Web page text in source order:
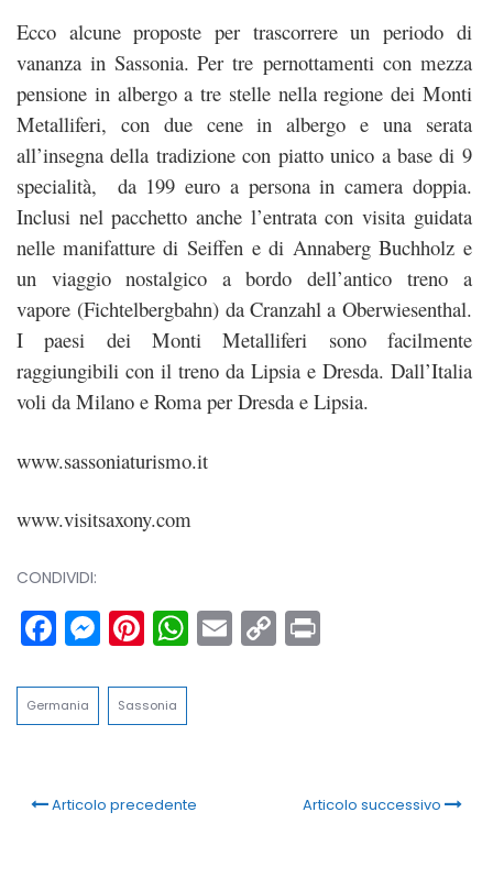
Ecco alcune proposte per trascorrere un periodo di
vananza in Sassonia. Per tre pernottamenti con mezza
pensione in albergo a tre stelle nella regione dei Monti
Metalliferi, con due cene in albergo e una serata
all’insegna della tradizione con piatto unico a base di 9
specialità, da 199 euro a persona in camera doppia.
Inclusi nel pacchetto anche l’entrata con visita guidata
nelle manifatture di Seiffen e di Annaberg Buchholz e
un viaggio nostalgico a bordo dell’antico treno a
vapore (Fichtelbergbahn) da Cranzahl a Oberwiesenthal.
I paesi dei Monti Metalliferi sono facilmente
raggiungibili con il treno da Lipsia e Dresda. Dall’Italia
voli da Milano e Roma per Dresda e Lipsia.
www.sassoniaturismo.it
www.visitsaxony.com
CONDIVIDI:
Facebook
Messenger
Pinterest
WhatsApp
Email
Copy
Link
Germania Sassonia
Articolo precedente Articolo successivo